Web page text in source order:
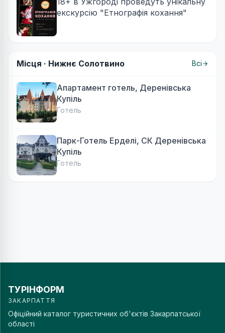
екскурсію "Етнографія кохання"
Місця · Нижнє Солотвино Всі
Апартамент готель, Деренівська
Купіль
Готель
Парк-Готель Ерделі, СК Деренівська
Купіль
Готель
ТУРІНФОРМ
ЗАКАРПАТТЯ
Офіційний каталог туристичних об'єктів Закарпатської
області